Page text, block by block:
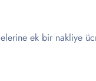
ek bir nakliye